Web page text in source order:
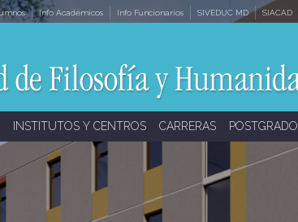
Info Académicos Info Funcionarios SIVEDUC MD SIACAD
INSTITUTOS Y CENTROS CARRERAS POSTGRADO